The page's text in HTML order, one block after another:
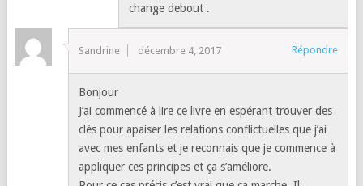
change debout .
Sandrine décembre 4, 2017 Répondre
Bonjour
J’ai commencé à lire ce livre en espérant trouver des
clés pour apaiser les relations conflictuelles que j’ai
avec mes enfants et je reconnais que je commence à
appliquer ces principes et ça s’améliore.